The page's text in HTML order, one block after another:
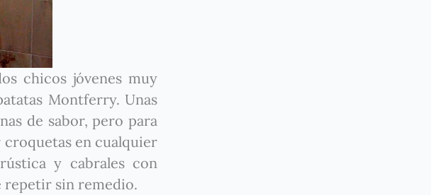
chicos jóvenes muy
Montferry. Unas
de sabor, pero para
croquetas en cualquier
y cabrales con
repetir sin remedio.